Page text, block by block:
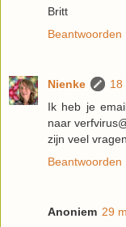
Britt
Beantwoorden
Nienke
18
Ik heb je
naar
zijn veel
Beantwoorden
Anoniem 29